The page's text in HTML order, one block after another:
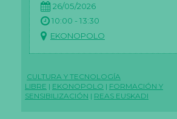
26/05/2026
10:00 - 13:30
EKONOPOLO
CULTURA Y TECNOLOGÍA
LIBRE | EKONOPOLO | FORMACIÓN Y
SENSIBILIZACIÓN | REAS EUSKADI